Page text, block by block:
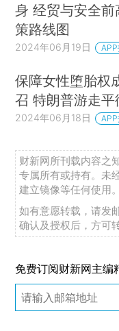
身 经贸与安全前
策路线图
2024年06月19日
保障女性堕胎权
召 特朗普游走平
2024年06月18日
财新网所刊载内容之
专属所有或持有。未
建立镜像等任何使用。
如有意愿转载，请发
确认及授权后，方可转
免费订阅财新网主编